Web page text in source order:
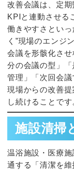
改善会議は、定
KPIと連動させる
働きやすさとい
く”現場のエンジ
会議を形骸化さ
分の会議の型」
管理」「次回会議
現場からの改善
し続けることです
施設清掃
温浴施設・医療
通する「清潔を